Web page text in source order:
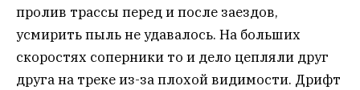
пролив трассы перед и после заездов,
усмирить пыль не удавалось. На больших
скоростях соперники то и дело цепляли друг
друга на треке из-за плохой видимости. Дрифт